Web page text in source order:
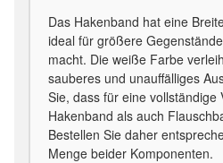
Das Hakenband hat eine
ideal für größere
macht. Die weiße Farbe
sauberes und unauffälliges
Sie, dass für eine vollständige
Hakenband als auch
Bestellen Sie daher
Menge beider Komponenten.